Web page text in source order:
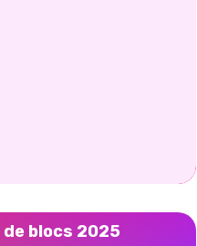
blocs 2025